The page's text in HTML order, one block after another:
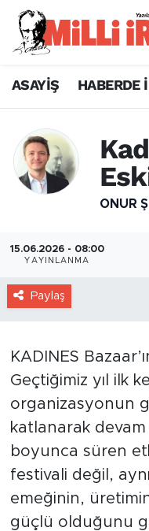
ASAYİŞ HABERDE
ONUR
15.06.2026 - 08:00
YAYINLANMA
Paylaş
KADINES
Geçtiğimiz yıl ilk
organizasyonun
katlanarak
boyunca süren
festivali değil,
emeğinin,
güçlü olduğunu